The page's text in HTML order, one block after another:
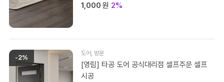
1,000 원 2%
-2%
도어 방문
[영림] 타공 도어 공식대리점 셀프주문 셀프
시공